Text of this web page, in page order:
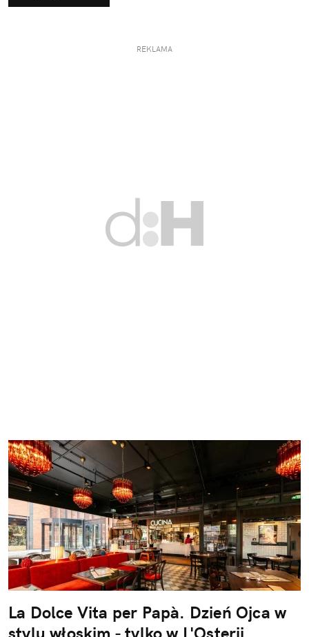
REKLAMA
La Dolce Vita per Papà. Dzień Ojca w